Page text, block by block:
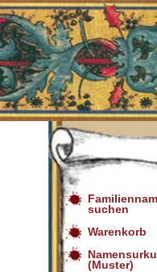
suchen
Warenkorb
(Muster)